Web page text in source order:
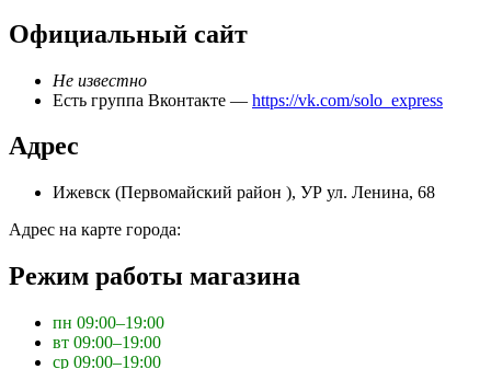
Официальный сайт
Не известно
Есть группа Вконтакте — https://vk.com/solo_express
Адрес
Ижевск (Первомайский район ), УР ул. Ленина, 68
Адрес на карте города:
Режим работы магазина
пн 09:00–19:00
вт 09:00–19:00
ср 09:00–19:00